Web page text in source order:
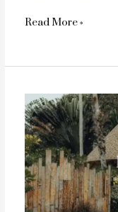
Read More »
รีวิว
Tolani
Resort
Koh
Kood